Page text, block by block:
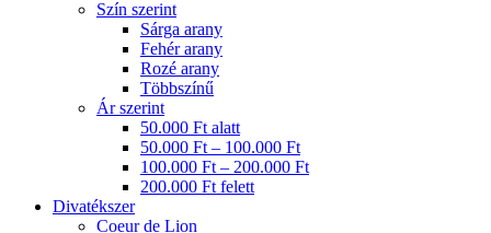
Szín szerint
Sárga arany
Fehér arany
Rozé arany
Többszínű
Ár szerint
50.000 Ft alatt
50.000 Ft – 100.000 Ft
100.000 Ft – 200.000 Ft
200.000 Ft felett
Divatékszer
Coeur de Lion